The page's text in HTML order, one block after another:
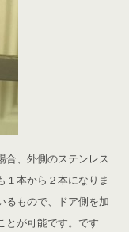
合、外側のステンレス
１本から２本になりま
るもので、ドア側を加
とが可能です。です